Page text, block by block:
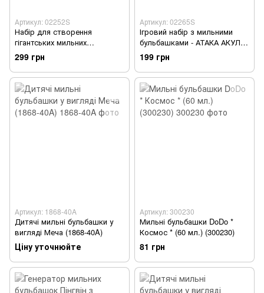
Артикул: 02252S
Набір для створення
гігантських мильних
бульбашок -
МЕГАБУЛЬБАШКИ XXL
(мильний розчин,
інструменти) (02252S)
299 грн
Артикул: 02265S
Ігровий набір з мильними
бульбашками - АТАКА АКУЛИ
(мильний розчин, аксесуари)
(02265S)
199 грн
Артикул: 1868-40A
Дитячі мильні бульбашки у
вигляді Меча (1868-40A)
Ціну уточнюйте
Артикул: 300230
Мильні бульбашки DoDo *
Космос * (60 мл.) (300230)
81 грн